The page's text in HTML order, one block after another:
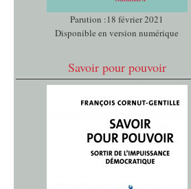
Parution :18 février 2021
Disponible en version numérique
Savoir pour pouvoir